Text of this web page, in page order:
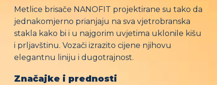
Metlice brisače NANOFIT projektirane su tako da
jednakomjerno prianjaju na sva vjetrobranska
stakla kako bi i u najgorim uvjetima uklonile kišu
i prljavštinu. Vozači izrazito cijene njihovu
elegantnu liniju i dugotrajnost.
Značajke i prednosti